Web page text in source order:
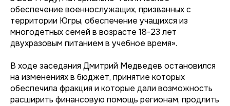
обеспечение военнослужащих, призванных с
территории Югры, обеспечение учащихся из
многодетных семей в возрасте 18-23 лет
двухразовым питанием в учебное время».
В ходе заседания Дмитрий Медведев остановился
на изменениях в бюджет, принятие которых
обеспечила фракция и которые дали возможность
расширить финансовую помощь регионам, продлить